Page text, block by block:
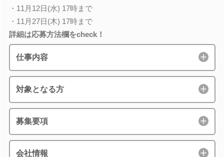
・11月12日(水) 17時まで
・11月27日(木) 17時まで
詳細は応募方法欄をcheck！
仕事内容
対象となる方
募集要項
会社情報